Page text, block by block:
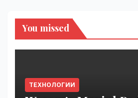
You missed
ТЕХНОЛОГИИ